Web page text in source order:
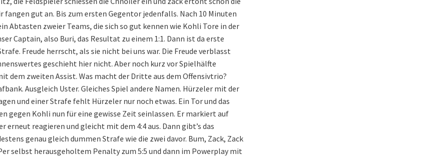
gut an. Bis zum ersten Gegentor jedenfalls. Nach 10 Minuten
Abtasten zweier Teams, die sich so gut kennen wie Kohli Tore in der
Captain, also Buri, das Resultat zu einem 1:1. Dann ist da erste
Freude herrscht, als sie nicht bei uns war. Die Freude verblasst
geschieht hier nicht. Aber noch kurz vor Spielhälfte
dem zweiten Assist. Was macht der Dritte aus dem Offensivtrio?
Ausgleich Uster. Gleiches Spiel andere Namen. Hürzeler mit der
und einer Strafe fehlt Hürzeler nur noch etwas. Ein Tor und das
gegen Kohli nun für eine gewisse Zeit seinlassen. Er markiert auf
erneut reagieren und gleicht mit dem 4:4 aus. Dann gibt’s das
genau gleich dummen Strafe wie die zwei davor. Bum, Zack, Zack
selbst herausgeholtem Penalty zum 5:5 und dann im Powerplay mit